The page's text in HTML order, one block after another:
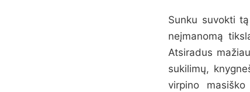
Sunku suvokti
neįmanomą
Atsiradus
sukilimų,
virpino